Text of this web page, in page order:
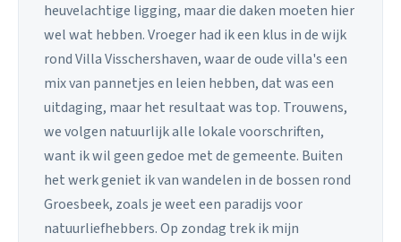
heuvelachtige ligging, maar die daken moeten hier
wel wat hebben. Vroeger had ik een klus in de wijk
rond Villa Visschershaven, waar de oude villa's een
mix van pannetjes en leien hebben, dat was een
uitdaging, maar het resultaat was top. Trouwens,
we volgen natuurlijk alle lokale voorschriften,
want ik wil geen gedoe met de gemeente. Buiten
het werk geniet ik van wandelen in de bossen rond
Groesbeek, zoals je weet een paradijs voor
natuurliefhebbers. Op zondag trek ik mijn